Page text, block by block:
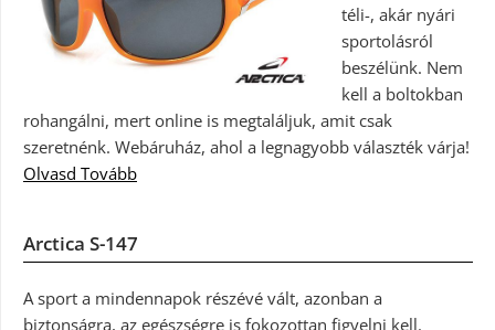
téli-, akár nyári
sportolásról
beszélünk. Nem
kell a boltokban
rohangálni, mert online is megtaláljuk, amit csak
szeretnénk. Webáruház, ahol a legnagyobb választék várja!
Olvasd Tovább
Arctica S-147
A sport a mindennapok részévé vált, azonban a
biztonságra, az egészségre is fokozottan figyelni kell.